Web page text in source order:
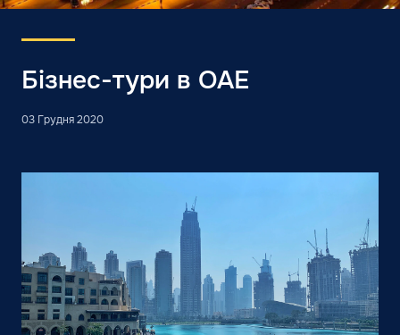
Бізнес-тури в ОАЕ
03 Грудня 2020